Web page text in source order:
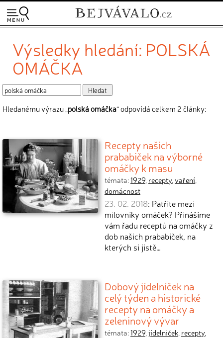
Výsledky hledání: POLSKÁ
OMÁČKA
Hledanému výrazu „polská omáčka“ odpovídá celkem 2 články:
Recepty našich
prababiček na výborné
omáčky k masu
témata:1929, recepty,vaření,
domácnost
23. 02. 2018: Patříte mezi
milovníky omáček? Přinášíme
vám řadu receptů na omáčky z
dob našich prababiček, na
kterých si jistě…
Dobový jídelníček na
celý týden a historické
recepty na omáčky a
zeleninový vývar
témata:1929,jídelníček, recepty,